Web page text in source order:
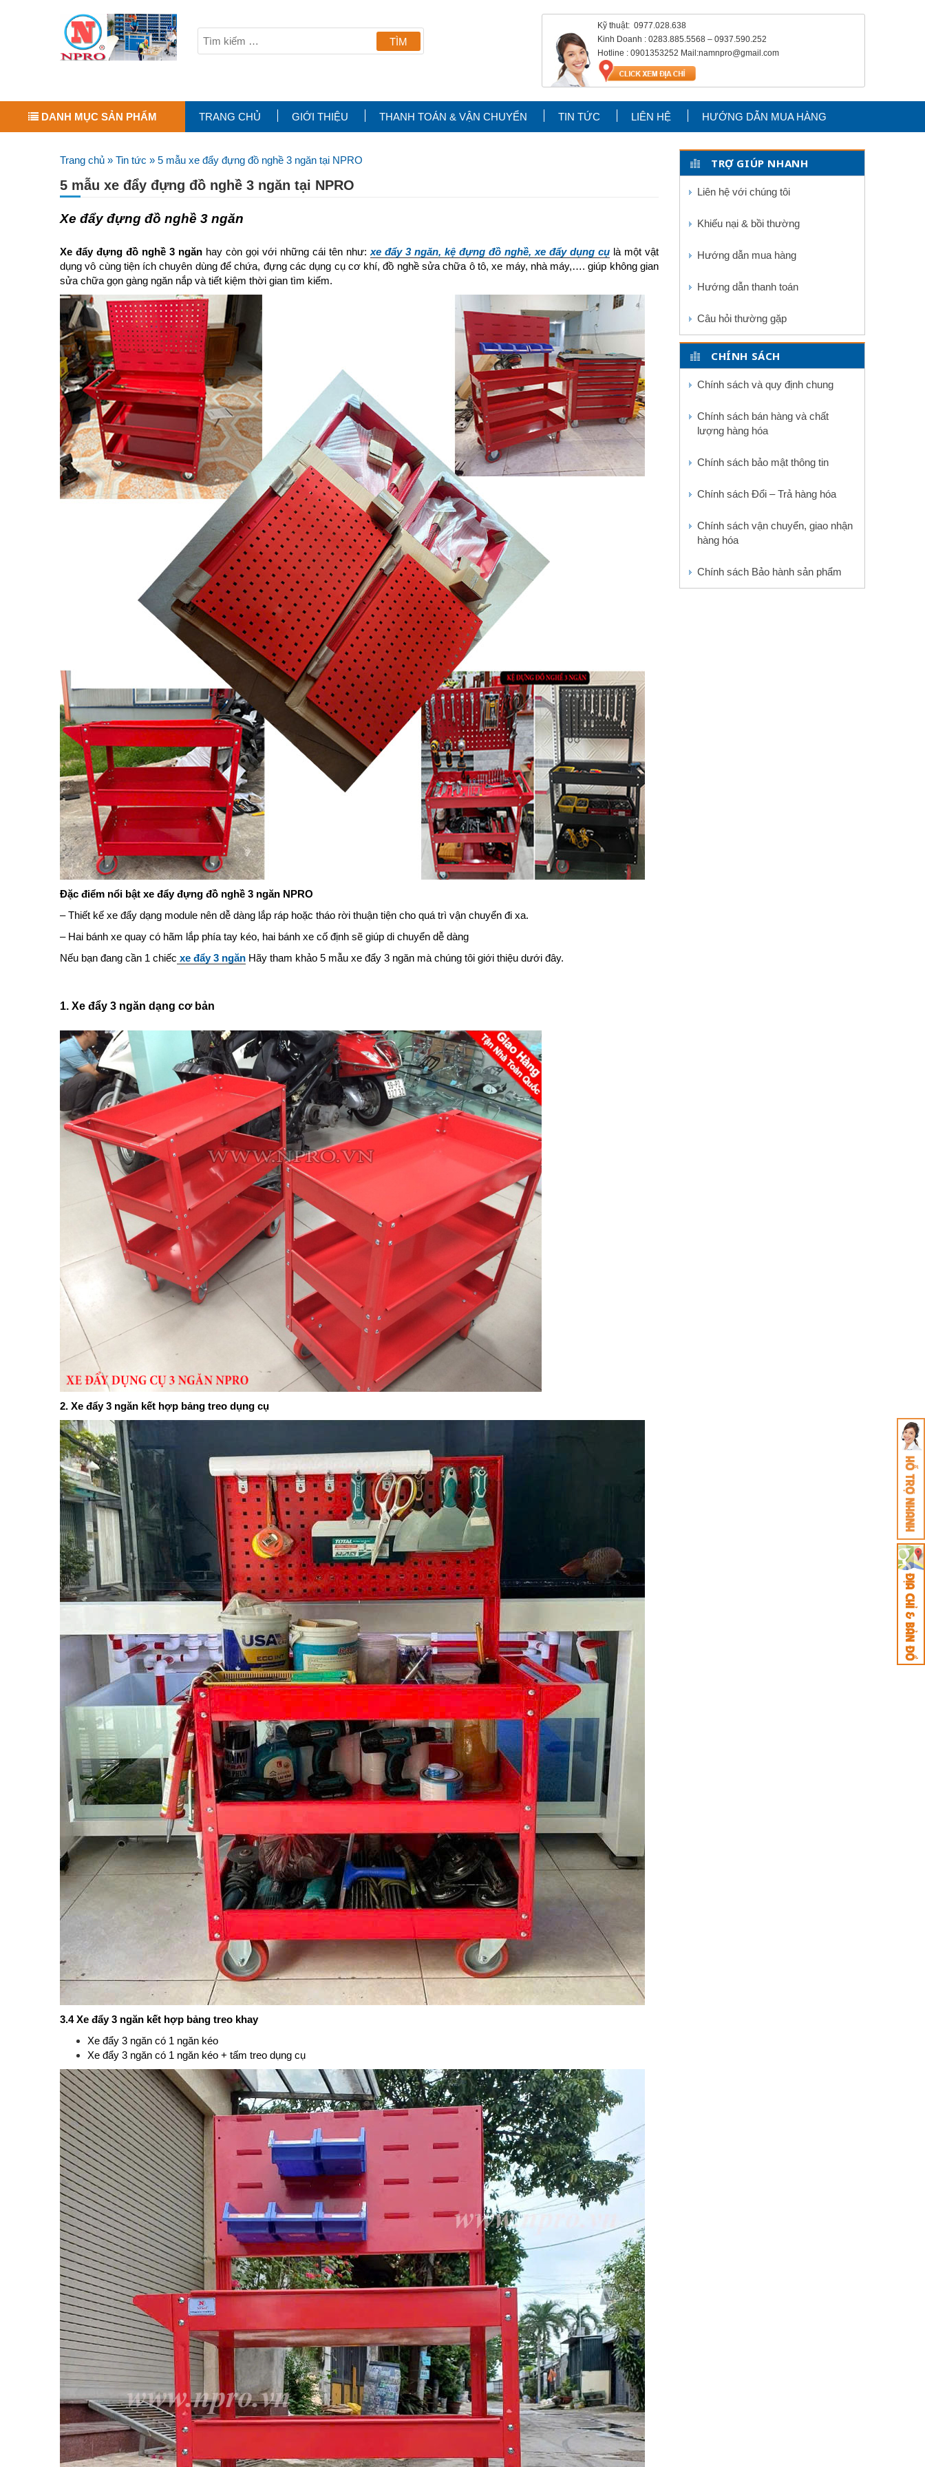
Kỹ thuật: 0977.028.638
Kinh Doanh : 0283.885.5568 – 0937.590.252
Hotline : 0901353252 Mail:namnpro@gmail.com
TRANG CHỦ GIỚI THIỆU THANH TOÁN & VẬN CHUYỂN TIN TỨC LIÊN HỆ HƯỚNG DẪN MUA HÀNG
DANH MỤC SẢN PHẨM
Trang chủ » Tin tức » 5 mẫu xe đẩy đựng đồ nghề 3 ngăn tại NPRO
5 mẫu xe đẩy đựng đồ nghề 3 ngăn tại NPRO
Xe đẩy đựng đồ nghề 3 ngăn
Xe đẩy đựng đồ nghề 3 ngăn hay còn gọi với những cái tên như: xe đẩy 3 ngăn, kệ đựng đồ nghề, xe đẩy dụng cụ là một vật
dụng vô cùng tiện ích chuyên dùng để chứa, đựng các dụng cụ cơ khí, đồ nghề sửa chữa ô tô, xe máy, nhà máy,…. giúp không gian
sửa chữa gọn gàng ngăn nắp và tiết kiệm thời gian tìm kiếm.
Đặc điểm nổi bật xe đẩy đựng đồ nghề 3 ngăn NPRO
– Thiết kế xe đẩy dạng module nên dễ dàng lắp ráp hoặc tháo rời thuận tiện cho quá trì vận chuyển đi xa.
– Hai bánh xe quay có hãm lắp phía tay kéo, hai bánh xe cố định sẽ giúp di chuyển dễ dàng
Nếu bạn đang cần 1 chiếc xe đẩy 3 ngăn Hãy tham khảo 5 mẫu xe đẩy 3 ngăn mà chúng tôi giới thiệu dưới đây.
1. Xe đẩy 3 ngăn dạng cơ bản
2. Xe đẩy 3 ngăn kết hợp bảng treo dụng cụ
3.4 Xe đẩy 3 ngăn kết hợp bảng treo khay
Xe đẩy 3 ngăn có 1 ngăn kéo
Xe đẩy 3 ngăn có 1 ngăn kéo + tấm treo dụng cụ
TRỢ GIÚP NHANH
Liên hệ với chúng tôi
Khiếu nại & bồi thường
Hướng dẫn mua hàng
Hướng dẫn thanh toán
Câu hỏi thường gặp
CHÍNH SÁCH
Chính sách và quy định chung
Chính sách bán hàng và chất
lượng hàng hóa
Chính sách bảo mật thông tin
Chính sách Đổi – Trả hàng hóa
Chính sách vận chuyển, giao nhận
hàng hóa
Chính sách Bảo hành sản phẩm